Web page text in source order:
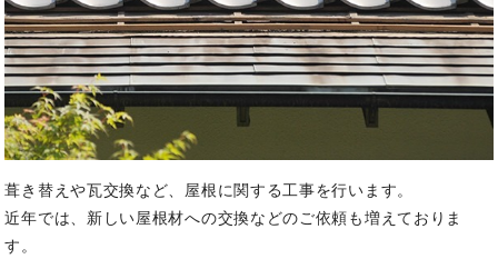
葺き替えや瓦交換など、屋根に関する工事を行います。
近年では、新しい屋根材への交換などのご依頼も増えておりま
す。